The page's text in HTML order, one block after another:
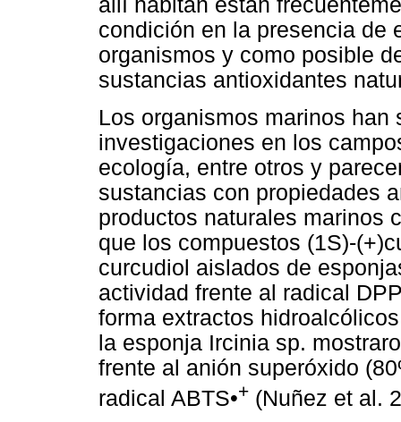
allí habitan están
condición en la presencia de
organismos y como posible
sustancias antioxidantes
Los organismos marinos han
investigaciones en los
ecología, entre otros y
sustancias con propiedades
productos naturales marinos
que los compuestos (1S)-
curcudiol aislados de
actividad frente al radical
forma extractos
la esponja Ircinia sp.
frente al anión superóxido
radical ABTS•+ (Nuñez et al.